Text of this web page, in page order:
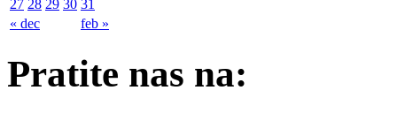
« dec feb »
27 28 29 30 31
Pratite nas na: